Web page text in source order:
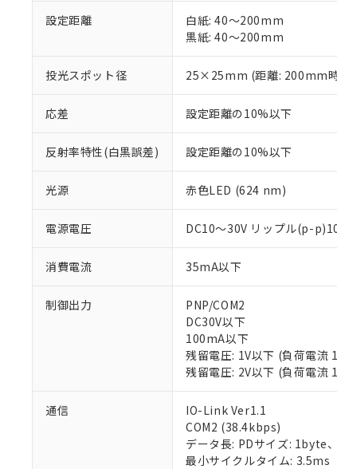
設定距離
白紙: 40～200mm
黒紙: 40～200mm
投光スポット径 25×25mm (距離: 200mm
応差 設定距離の10%以下
反射率特性(白黒誤差) 設定距離の10%以下
光源 赤色LED (624 nm)
電源電圧 DC10～30V リップル(p-
消費電流 35mA以下
制御出力
PNP/COM2
DC30V以下
100mA以下
残留電圧: 1V以下 (負荷電流
残留電圧: 2V以下 (負荷電流
通信
IO-Link Ver1.1
COM2 (38.4kbps)
データ長: PDサイズ: 1byte
最小サイクルタイム: 3.5ms
※1 対応状況